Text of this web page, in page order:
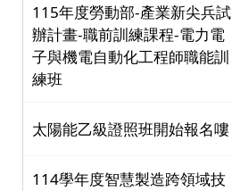
115年度勞動部-產業新尖兵試
辦計畫-職前訓練課程-電力電
子與機電自動化工程師職能訓
練班
太陽能乙級證照班開始報名嘍
114學年度智慧製造跨領域技